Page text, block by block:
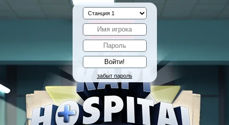
забыт пароль